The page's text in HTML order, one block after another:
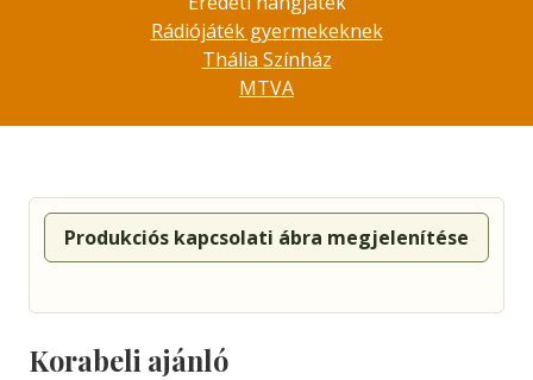
Rádiójáték gyermekeknek
Thália Színház
MTVA
Produkciós kapcsolati ábra megjelenítése
Korabeli ajánló